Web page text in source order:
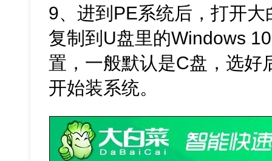
9、进到PE系统后，打开
复制到U盘里的Windows
置，一般默认是C盘，选好
开始装系统。